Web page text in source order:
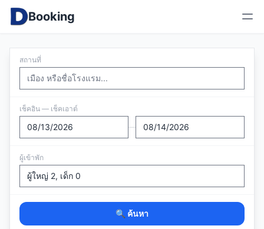
Booking
สถานที่
เช็คอิน — เช็คเอาต์
—
ผู้เข้าพัก
🔍 ค้นหา